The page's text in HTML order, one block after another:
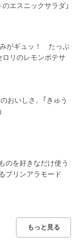
エスニックサラダ」
みがギュッ！ たっぷ
ロリのレモンポテサ
おいしさ。「きゅう
のを好きなだけ使う
プリンアラモード
もっと見る